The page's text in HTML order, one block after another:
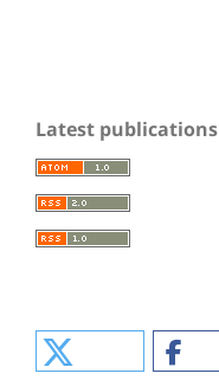
Latest publications